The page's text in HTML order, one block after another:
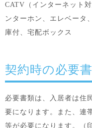
CATV（インターネット
ンターホン、エレベータ
庫付、宅配ボックス
契約時の必要
必要書類は、入居者は住
要になります。また、連
等が必要になります。（